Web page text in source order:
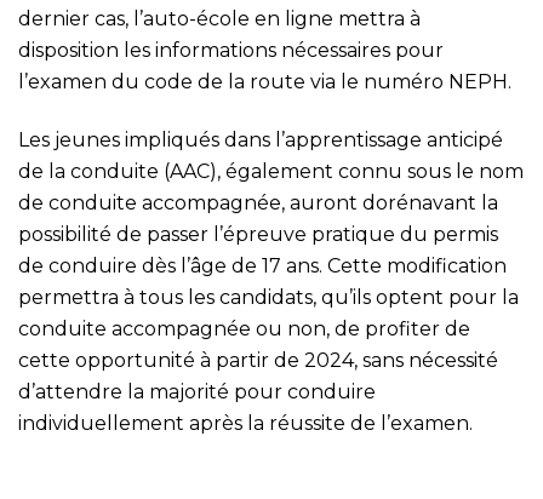
dernier cas, l’auto-école en ligne mettra à
disposition les informations nécessaires pour
l’examen du code de la route via le numéro NEPH.
Les jeunes impliqués dans l’apprentissage anticipé
de la conduite (AAC), également connu sous le nom
de conduite accompagnée, auront dorénavant la
possibilité de passer l’épreuve pratique du permis
de conduire dès l’âge de 17 ans. Cette modification
permettra à tous les candidats, qu’ils optent pour la
conduite accompagnée ou non, de profiter de
cette opportunité à partir de 2024, sans nécessité
d’attendre la majorité pour conduire
individuellement après la réussite de l’examen.